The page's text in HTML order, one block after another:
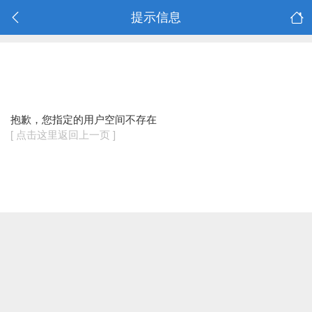
提示信息
抱歉，您指定的用户空间不存在
[ 点击这里返回上一页 ]